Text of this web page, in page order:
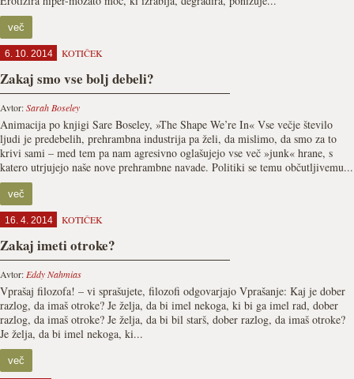
več
6. 10. 2014 KOTIČEK
Zakaj smo vse bolj debeli?
Avtor:Sarah Boseley
Animacija po knjigi Sare Boseley, »The Shape We’re In« Vse večje število
ljudi je predebelih, prehrambna industrija pa želi, da mislimo, da smo za to
krivi sami – med tem pa nam agresivno oglašujejo vse več »junk« hrane, s
katero utrjujejo naše nove prehrambne navade. Politiki se temu občutljivemu...
več
16. 4. 2014 KOTIČEK
Zakaj imeti otroke?
Avtor: Eddy Nahmias
Vprašaj filozofa! – vi sprašujete, filozofi odgovarjajo Vprašanje: Kaj je dober
razlog, da imaš otroke? Je želja, da bi imel nekoga, ki bi ga imel rad, dober
razlog, da imaš otroke? Je želja, da bi bil starš, dober razlog, da imaš otroke?
Je želja, da bi imel nekoga, ki...
več